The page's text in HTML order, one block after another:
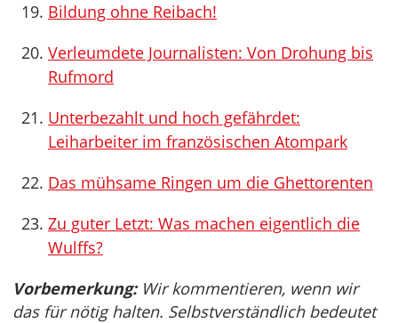
Bildung ohne Reibach!
Verleumdete Journalisten: Von Drohung bis
Rufmord
Unterbezahlt und hoch gefährdet:
Leiharbeiter im französischen Atompark
Das mühsame Ringen um die Ghettorenten
Zu guter Letzt: Was machen eigentlich die
Wulffs?
Vorbemerkung:Wir kommentieren, wenn wir
das für nötig halten. Selbstverständlich bedeutet